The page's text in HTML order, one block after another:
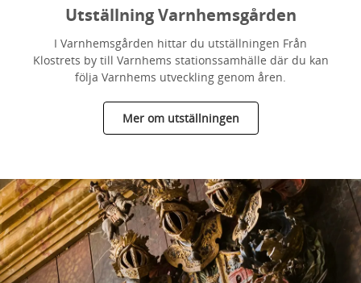
Utställning Varnhemsgården
I Varnhemsgården hittar du utställningen Från
Klostrets by till Varnhems stationssamhälle där du kan
följa Varnhems utveckling genom åren.
Mer om utställningen